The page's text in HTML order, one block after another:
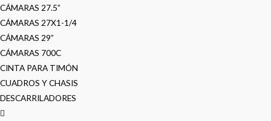
CÁMARAS 27.5”
CÁMARAS 27X1-1/4
CÁMARAS 29”
CÁMARAS 700C
CINTA PARA TIMÓN
CUADROS Y CHASIS
DESCARRILADORES